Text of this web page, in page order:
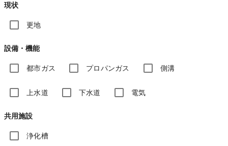
現状
更地
設備・機能
都市ガス プロパンガス 側溝
上水道 下水道 電気
共用施設
浄化槽